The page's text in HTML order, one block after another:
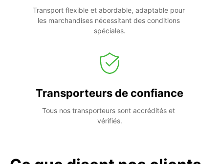
Transport flexible et abordable, adaptable pour
les marchandises nécessitant des conditions
spéciales.
Transporteurs de confiance
Tous nos transporteurs sont accrédités et
vérifiés.